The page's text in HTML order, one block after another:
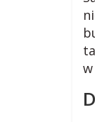
s
k